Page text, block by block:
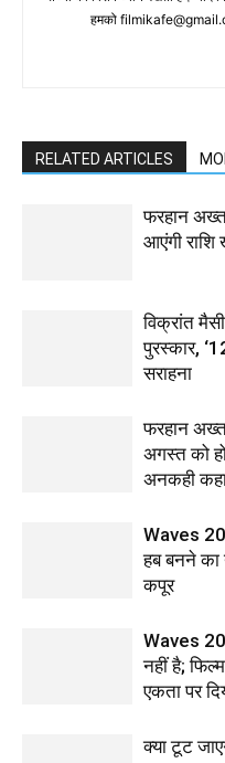
हमको
RELATED ARTICLES
फरहान
आएंगी राशि
विक्रांत
पुरस्कार,
सराहना
फरहान
अगस्त को
अनकही
Waves
हब बनने का
कपूर
Waves
नहीं है;
एकता पर
क्या टूट